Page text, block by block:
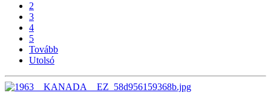
2
3
4
5
Tovább
Utolsó